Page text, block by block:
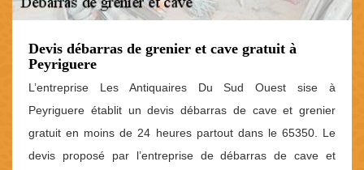
Devis débarras de grenier et cave gratuit à
Peyriguere
L’entreprise Les Antiquaires Du Sud Ouest sise à
Peyriguere établit un devis débarras de cave et grenier
gratuit en moins de 24 heures partout dans le 65350. Le
devis proposé par l’entreprise de débarras de cave et